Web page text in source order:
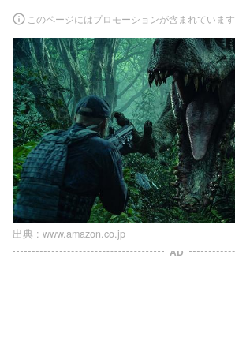
このページにはプロモーションが含まれています
出典 : www.amazon.co.jp
AD